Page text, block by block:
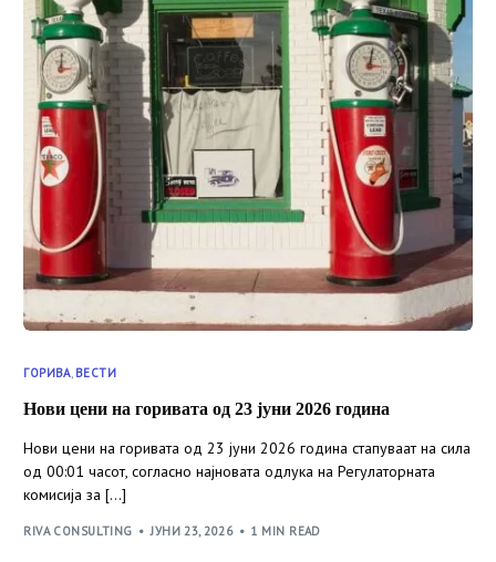
ГОРИВА, ВЕСТИ
Нови цени на горивата од 23 јуни 2026 година
Нови цени на горивата од 23 јуни 2026 година стапуваат на сила
од 00:01 часот, согласно најновата одлука на Регулаторната
комисија за […]
RIVA CONSULTING ЈУНИ 23, 2026 1 MIN READ